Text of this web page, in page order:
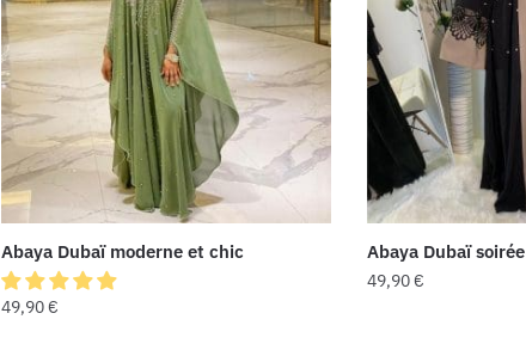
Abaya Dubaï moderne et chic
49,90€
Abaya Dubaï soirée
49,90€